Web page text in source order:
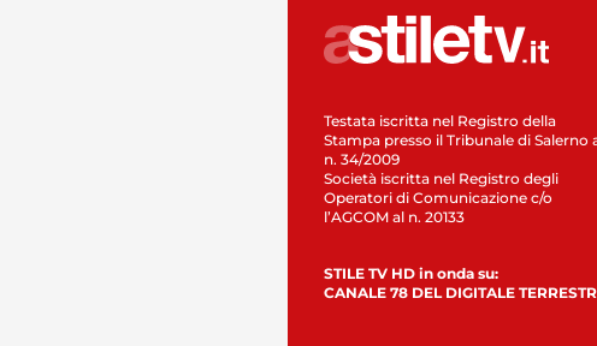
Testata iscritta nel Registro della
Stampa presso il Tribunale di Salerno
n. 34/2009
Società iscritta nel Registro degli
Operatori di Comunicazione c/o
l’AGCOM al n. 20133
STILE TV HD in onda su:
CANALE 78 DEL DIGITALE